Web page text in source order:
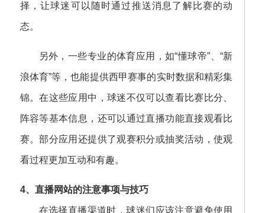
择，让球迷可以随时通过推送消息了解比赛的动
态。
另外，一些专业的体育应用，如“懂球帝”、“新
浪体育”等，也能提供西甲赛事的实时数据和精彩集
锦。在这些应用中，球迷不仅可以查看比赛比分、
阵容等基本信息，还可以通过直播功能直接观看比
赛。部分应用还提供了观赛积分或抽奖活动，使观
看过程更加互动和有趣。
4、直播网站的注意事项与技巧
在选择直播渠道时，球迷们应该注意避免使用